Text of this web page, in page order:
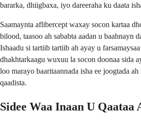
bararka, dhiigbaxa, iyo dareeraha ku daata
Saamaynta aflibercept waxay socon kartaa
bilood, taasoo ah sababta aadan u baahnayn
Ishaadu si tartiib tartiib ah ayay u
dhakhtarkaagu wuxuu la socon doonaa sida
loo marayo baaritaannada isha ee joogtada
qaadista.
Sidee Waa Inaan U Qaataa